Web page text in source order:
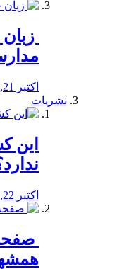
اکتبر 21, 2019
نشریات
این
اکتبر 22, 2019